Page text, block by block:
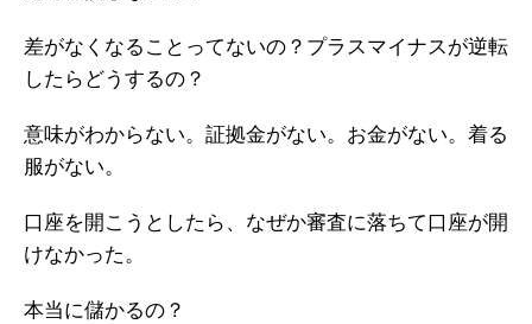
差がなくなることってないの？プラスマイナスが逆転
したらどうするの？
意味がわからない。証拠金がない。お金がない。着る
服がない。
口座を開こうとしたら、なぜか審査に落ちて口座が開
けなかった。
本当に儲かるの？